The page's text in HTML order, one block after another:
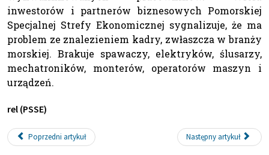
inwestorów i partnerów biznesowych Pomorskiej
Specjalnej Strefy Ekonomicznej sygnalizuje, że ma
problem ze znalezieniem kadry, zwłaszcza w branży
morskiej. Brakuje spawaczy, elektryków, ślusarzy,
mechatroników, monterów, operatorów maszyn i
urządzeń.
rel (PSSE)
Poprzedni artykuł Następny artykuł